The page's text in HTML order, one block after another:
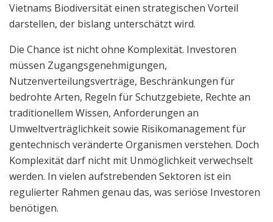
Vietnams Biodiversität einen strategischen Vorteil
darstellen, der bislang unterschätzt wird.
Die Chance ist nicht ohne Komplexität. Investoren
müssen Zugangsgenehmigungen,
Nutzenverteilungsverträge, Beschränkungen für
bedrohte Arten, Regeln für Schutzgebiete, Rechte an
traditionellem Wissen, Anforderungen an
Umweltverträglichkeit sowie Risikomanagement für
gentechnisch veränderte Organismen verstehen. Doch
Komplexität darf nicht mit Unmöglichkeit verwechselt
werden. In vielen aufstrebenden Sektoren ist ein
regulierter Rahmen genau das, was seriöse Investoren
benötigen.